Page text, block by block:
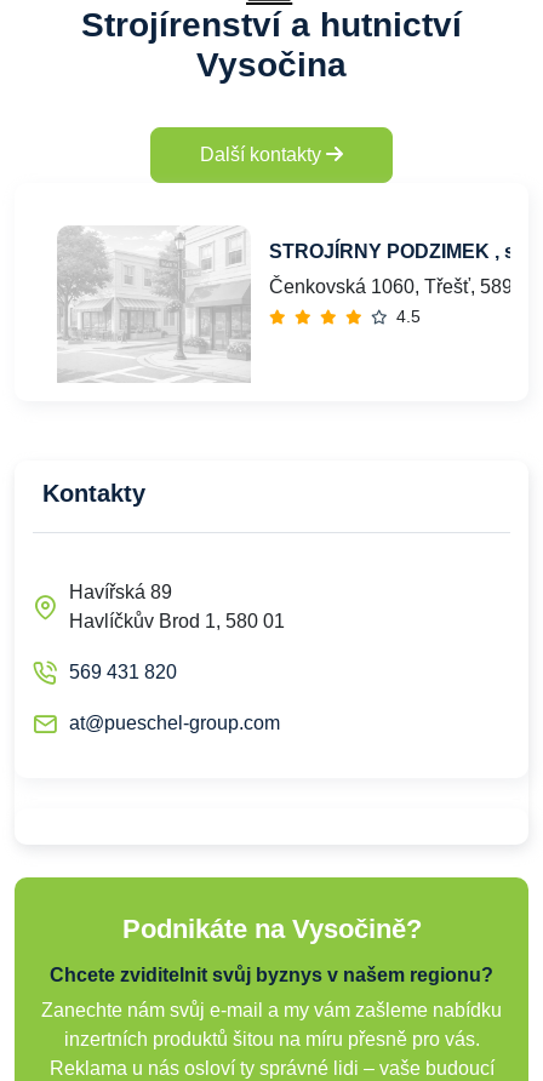
Strojírenství a hutnictví
Vysočina
Další kontakty
STROJÍRNY PODZIMEK ,
Čenkovská 1060, Třešť, 589 01
4.5
Kontakty
Havířská 89
Havlíčkův Brod 1, 580 01
569 431 820
at@pueschel-group.com
Podnikáte na Vysočině?
Chcete zviditelnit svůj byznys v našem regionu?
Zanechte nám svůj e-mail a my vám zašleme nabídku
inzertních produktů šitou na míru přesně pro vás.
Reklama u nás osloví ty správné lidi – vaše budoucí